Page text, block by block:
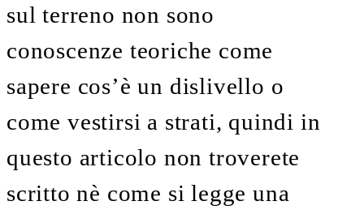
sul terreno non sono
conoscenze teoriche come
sapere cos’è un dislivello o
come vestirsi a strati, quindi in
questo articolo non troverete
scritto nè come si legge una